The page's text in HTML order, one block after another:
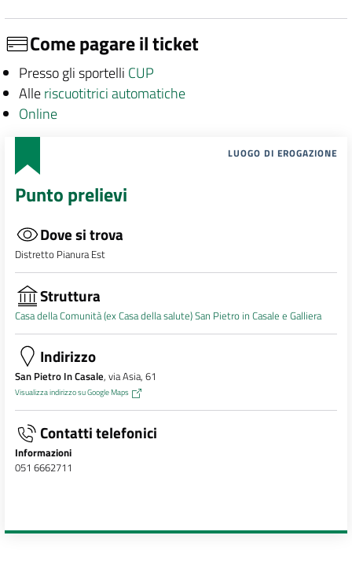
Come pagare il ticket
Presso gli sportelli CUP
Alleriscuotitrici automatiche
Online
LUOGO DI EROGAZIONE
Punto prelievi
Dove si trova
Distretto Pianura Est
Struttura
Casa della Comunità (ex Casa della salute) San Pietro in Casale e Galliera
Indirizzo
San Pietro In Casale, via Asia, 61
Visualizza indirizzo su Google Maps
Contatti telefonici
Informazioni
051 6662711